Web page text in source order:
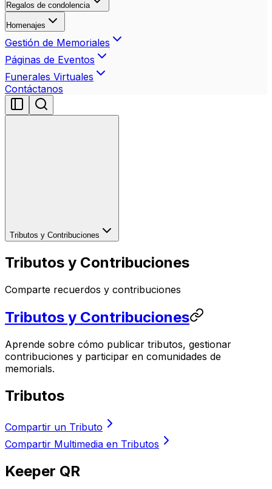
Regalos de condolencia
Homenajes
Gestión de Memoriales
Páginas de Eventos
Funerales Virtuales
Contáctanos
Tributos y Contribuciones
Tributos y Contribuciones
Comparte recuerdos y contribuciones
Tributos y Contribuciones
Aprende sobre cómo publicar tributos, gestionar
contribuciones y participar en comunidades de
memorials.
Tributos
Compartir un Tributo
Compartir Multimedia en Tributos
Keeper QR